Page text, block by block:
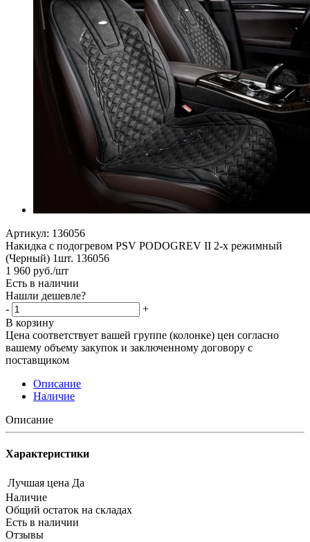
Артикул: 136056
Накидка с подогревом PSV PODOGREV II 2-х режимный
(Черный) 1шт. 136056
1 960 руб./шт
Есть в наличии
Нашли дешевле?
-
+
В корзину
Цена соответствует вашей группе (колонке) цен согласно
вашему объему закупок и заключенному договору с
поставщиком
Описание
Наличие
Описание
Характеристики
Лучшая цена Да
Наличие
Общий остаток на складах
Есть в наличии
Отзывы